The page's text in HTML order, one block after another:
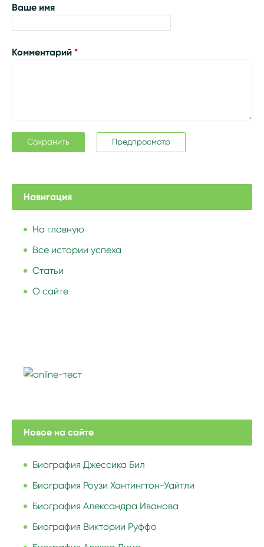
Ваше имя
Комментарий*
Навигация
На главную
Все истории успеха
Статьи
О сайте
Новое на сайте
Биография Джессика Бил
Биография Роузи Хантингтон-Уайтли
Биография Александра Иванова
Биография Виктории Руффо